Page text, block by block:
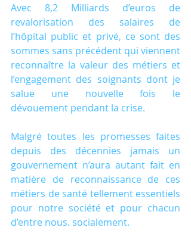
Avec 8,2 Milliards d’euros de
revalorisation des salaires de
l’hôpital public et privé, ce sont des
sommes sans précédent qui viennent
reconnaître la valeur des métiers et
l’engagement des soignants dont je
salue une nouvelle fois le
dévouement pendant la crise.
Malgré toutes les promesses faites
depuis des décennies jamais un
gouvernement n’aura autant fait en
matière de reconnaissance de ces
métiers de santé tellement essentiels
pour notre société et pour chacun
d’entre nous. socialement.